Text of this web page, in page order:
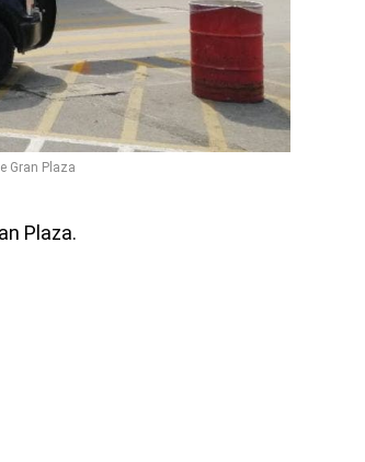
Gran Plaza
Plaza.